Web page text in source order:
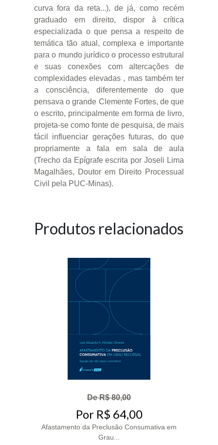
curva fora da reta...), de já, como recém
graduado em direito, dispor à crítica
especializada o que pensa a respeito de
temática tão atual, complexa e importante
para o mundo jurídico o processo estrutural
e suas conexões com altercações de
complexidades elevadas , mas também ter
a consciência, diferentemente do que
pensava o grande Clemente Fortes, de que
o escrito, principalmente em forma de livro,
projeta-se como fonte de pesquisa, de mais
fácil influenciar gerações futuras, do que
propriamente a fala em sala de aula
(Trecho da Epígrafe escrita por Joseli Lima
Magalhães, Doutor em Direito Processual
Civil pela PUC-Minas).
Produtos relacionados
De R$ 80,00
Por R$ 64,00
Afastamento da Preclusão Consumativa em
Grau...